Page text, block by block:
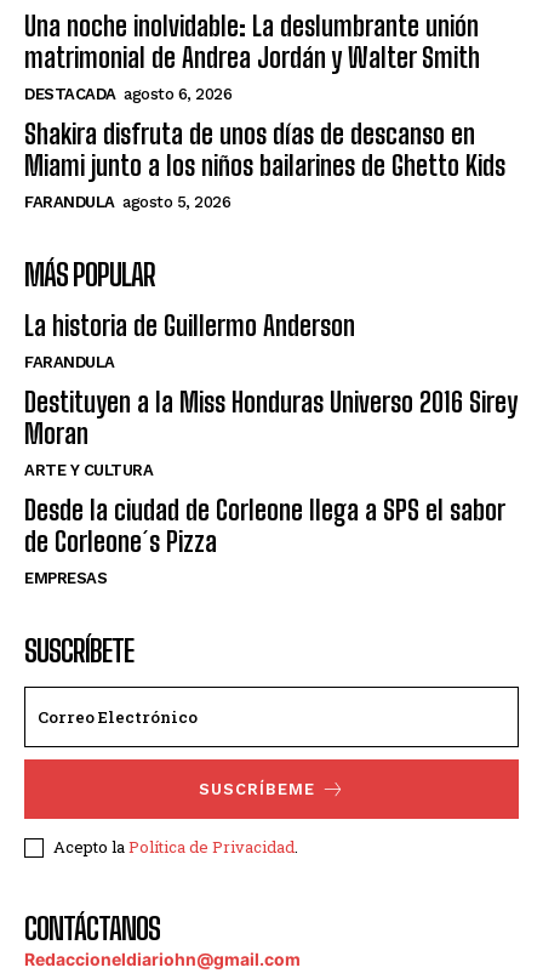
Una noche inolvidable: La deslumbrante unión
matrimonial de Andrea Jordán y Walter Smith
DESTACADA agosto 6, 2026
Shakira disfruta de unos días de descanso en
Miami junto a los niños bailarines de Ghetto Kids
FARANDULA agosto 5, 2026
MÁS POPULAR
La historia de Guillermo Anderson
FARANDULA
Destituyen a la Miss Honduras Universo 2016 Sirey
Moran
ARTE Y CULTURA
Desde la ciudad de Corleone llega a SPS el sabor
de Corleone´s Pizza
EMPRESAS
SUSCRÍBETE
SUSCRÍBEME
Acepto laPolítica de Privacidad.
CONTÁCTANOS
Redaccioneldiariohn@gmail.com